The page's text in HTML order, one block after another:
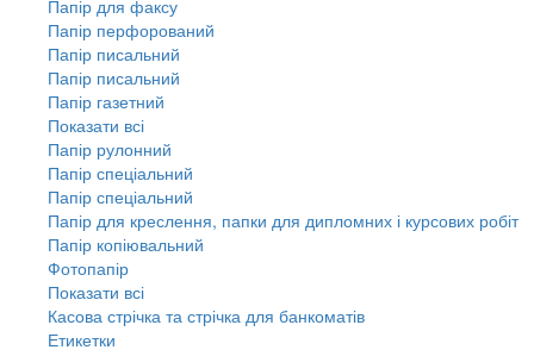
Папір для факсу
Папір перфорований
Папір писальний
Папір писальний
Папір газетний
Показати всі
Папір рулонний
Папір спеціальний
Папір спеціальний
Папір для креслення, папки для дипломних і курсових робіт
Папір копіювальний
Фотопапір
Показати всі
Касова стрічка та стрічка для банкоматів
Етикетки